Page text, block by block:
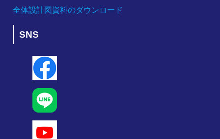
全体設計図資料のダウンロード
SNS